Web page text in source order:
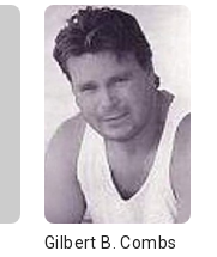
Gilbert B. Combs